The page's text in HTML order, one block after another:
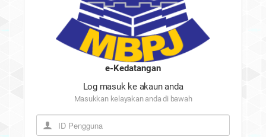
e-Kedatangan
Log masuk ke akaun anda
Masukkan kelayakan anda di bawah